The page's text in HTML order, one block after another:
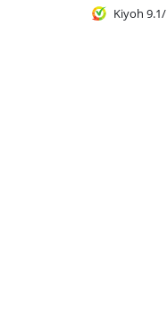
Kiyoh